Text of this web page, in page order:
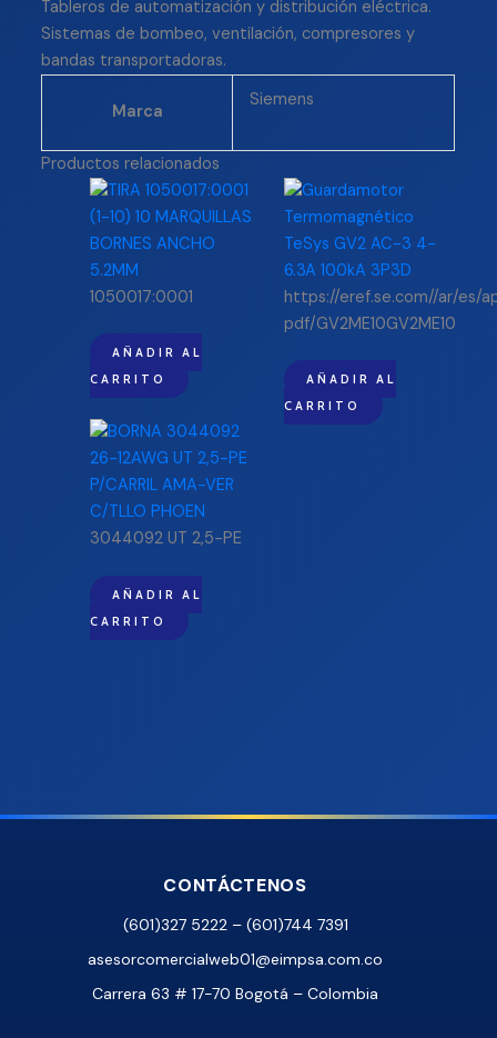
Tableros de automatización y distribución eléctrica.
Sistemas de bombeo, ventilación, compresores y
bandas transportadoras.
Marca
Siemens
Productos relacionados
1050017:0001
AÑADIR AL
CARRITO
https://eref.se.com//ar/es/
pdf/GV2ME10GV2ME10
AÑADIR AL
CARRITO
3044092 UT 2,5-PE
AÑADIR AL
CARRITO
CONTÁCTENOS
(601)327 5222 – (601)744 7391
asesorcomercialweb01@eimpsa.com.co
Carrera 63 # 17-70 Bogotá – Colombia